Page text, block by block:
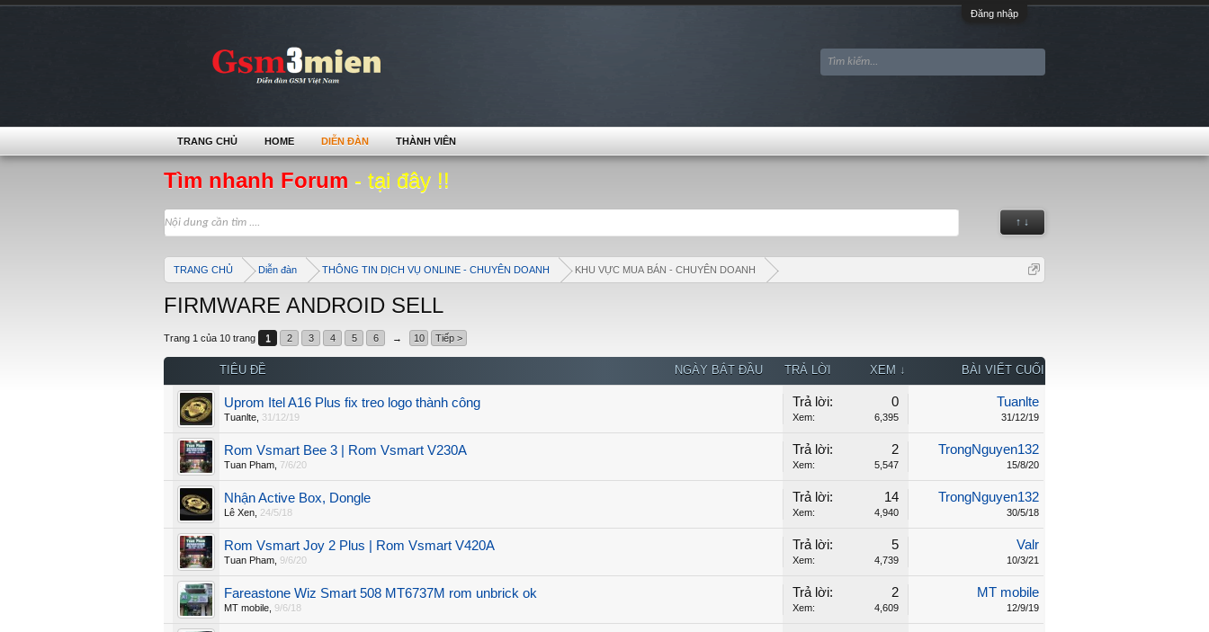
Đăng nhập
Tìm nhanh Forum - tại đây !!
↑ ↓
TRANG CHỦ Diễn đàn THÔNG TIN DỊCH VỤ ONLINE - CHUYÊN DOANH KHU VỰC MUA BÁN - CHUYÊN DOANH
FIRMWARE ANDROID SELL
Trang 1 của 10 trang 1 2 3 4 5 6 → 10 Tiếp >
TIÊU ĐỀ NGÀY BẮT ĐẦU TRẢ LỜI XEM ↓ BÀI VIẾT CUỐI
Uprom Itel A16 Plus fix treo logo thành công
Tuanlte 31/12/19
Trả lời: 0
Xem: 6,395
Tuanlte
31/12/19
Rom Vsmart Bee 3 | Rom Vsmart V230A
Tuan Pham 7/6/20
Trả lời: 2
Xem: 5,547
TrongNguyen132
15/8/20
Nhận Active Box, Dongle
Lê Xen 24/5/18
Trả lời: 14
Xem: 4,940
TrongNguyen132
30/5/18
Rom Vsmart Joy 2 Plus | Rom Vsmart V420A
Tuan Pham 9/6/20
Trả lời: 5
Xem: 4,739
Valr
10/3/21
Fareastone Wiz Smart 508 MT6737M rom unbrick ok
MT mobile 9/6/18
Trả lời: 2
Xem: 4,609
MT mobile
12/9/19
TRANG CHỦ HOME DIỄN ĐÀN THÀNH VIÊN